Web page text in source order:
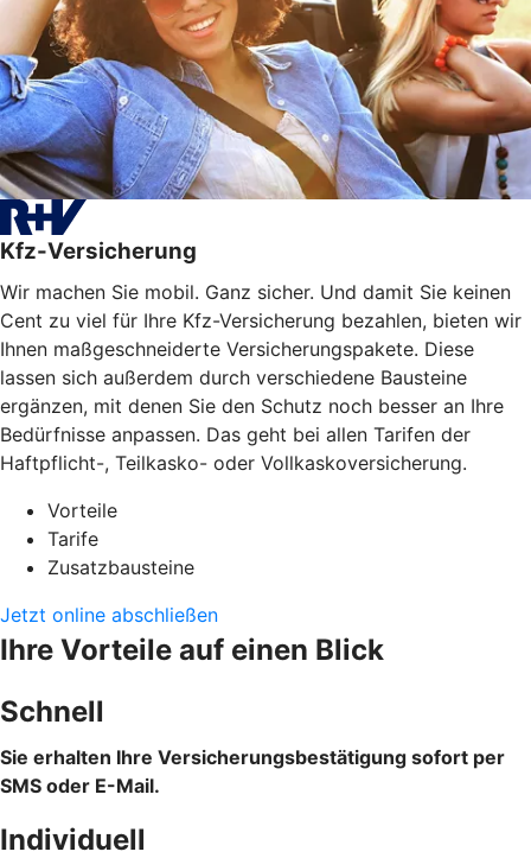
Kfz-Versicherung
Wir machen Sie mobil. Ganz sicher. Und damit Sie keinen
Cent zu viel für Ihre Kfz-Versicherung bezahlen, bieten wir
Ihnen maßgeschneiderte Versicherungspakete. Diese
lassen sich außerdem durch verschiedene Bausteine
ergänzen, mit denen Sie den Schutz noch besser an Ihre
Bedürfnisse anpassen. Das geht bei allen Tarifen der
Haftpflicht-, Teilkasko- oder Vollkaskoversicherung.
Vorteile
Tarife
Zusatzbausteine
Jetzt online abschließen
Ihre Vorteile auf einen Blick
Schnell
Sie erhalten Ihre Versicherungsbestätigung sofort per
SMS oder E-Mail.
Individuell